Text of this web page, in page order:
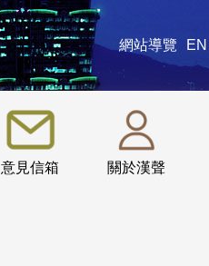
網站導覽 EN
意見信箱 關於漢聲
:::